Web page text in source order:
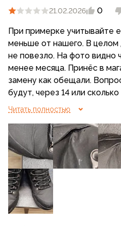
Подошва
(термостойкая
амортизирующая и
гарантирует
с поверхностью.
Нержавеющая
Вес — 595 г (½ пары
21.02.2026 0
При примерке учитывайте
меньше от нашего. В
не повезло. На фото видно
менее месяца. Принёс в
замену как обещали.
будут, через 14 или
Читать полностью